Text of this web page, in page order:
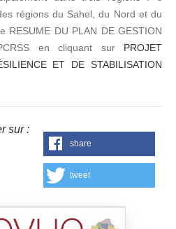
régions du Sahel, du Nord et du
RESUME DU PLAN DE GESTION
en cliquant sur PROJET
ET DE STABILISATION
sur :
share
tweet